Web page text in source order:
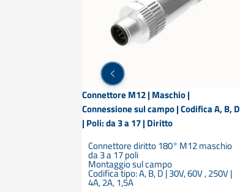
Connettore M12 | Maschio |
Connessione sul campo | Codifica A, B, D
| Poli: da 3 a 17 | Diritto
Connettore diritto 180° M12 maschio
da 3 a 17 poli
Montaggio sul campo
Codifica tipo: A, B, D | 30V, 60V , 250V |
4A, 2A, 1,5A